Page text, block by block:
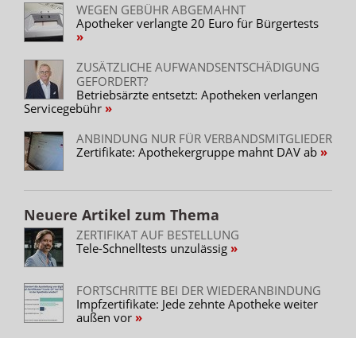
WEGEN GEBÜHR ABGEMAHNT
Apotheker verlangte 20 Euro für Bürgertests
ZUSÄTZLICHE AUFWANDSENTSCHÄDIGUNG
GEFORDERT?
Betriebsärzte entsetzt: Apotheken verlangen
Servicegebühr
ANBINDUNG NUR FÜR VERBANDSMITGLIEDER
Zertifikate: Apothekergruppe mahnt DAV ab
Neuere Artikel zum Thema
ZERTIFIKAT AUF BESTELLUNG
Tele-Schnelltests unzulässig
FORTSCHRITTE BEI DER WIEDERANBINDUNG
Impfzertifikate: Jede zehnte Apotheke weiter
außen vor